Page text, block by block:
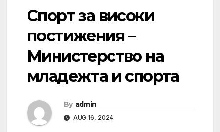
Спорт за високи
постижения –
Министерство на
младежта и спорта
By admin
AUG 16, 2024